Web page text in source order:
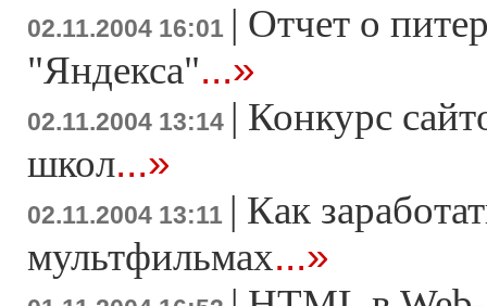
02.11.2004 16:01 | Отчет о
"Яндекса"...»
02.11.2004 13:14 | Конкурс
школ...»
02.11.2004 13:11 | Как
мультфильмах...»